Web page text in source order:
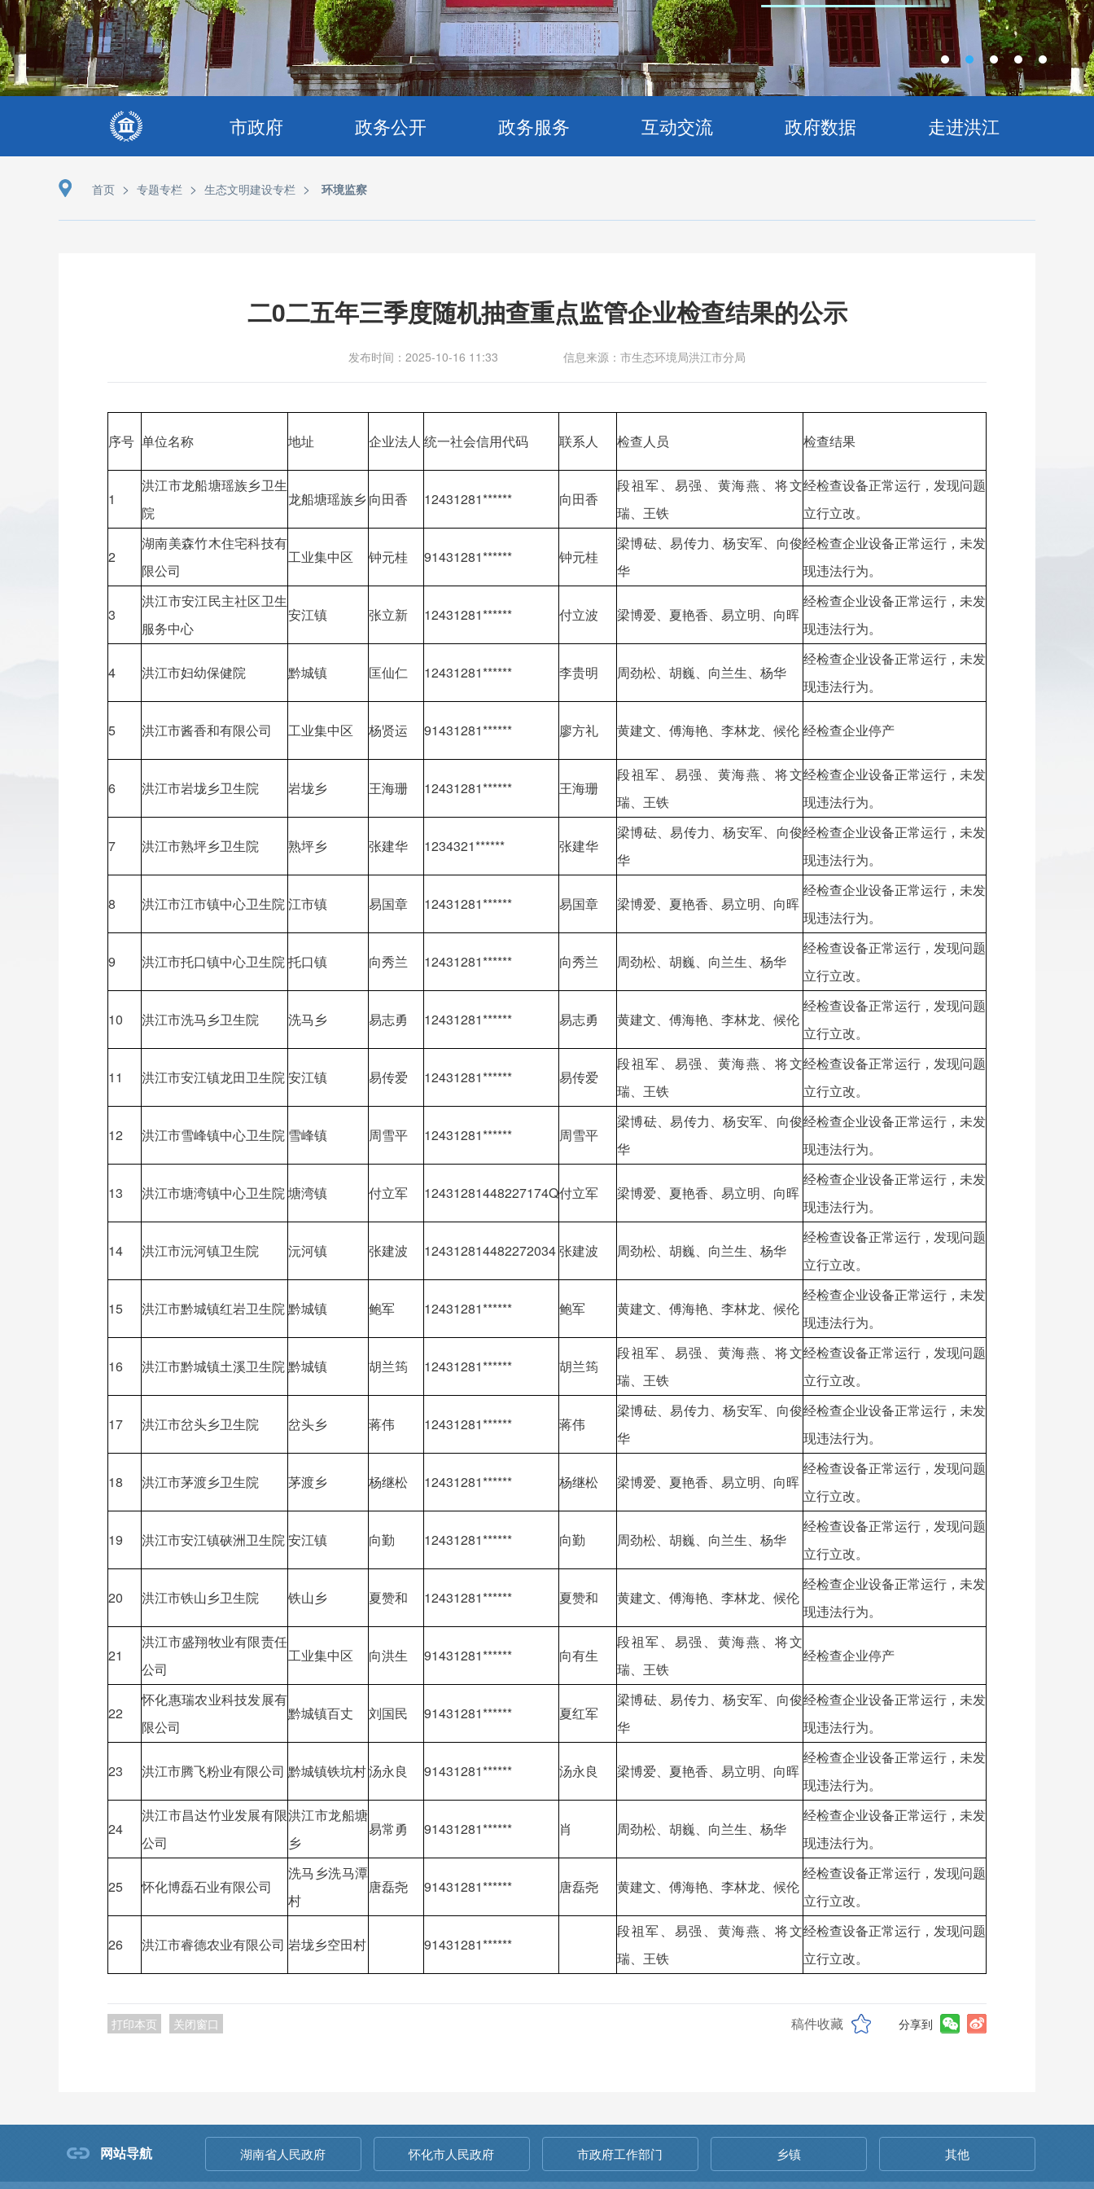
市政府 政务公开 政务服务 互动交流 政府数据 走进洪江
首页 > 专题专栏 > 生态文明建设专栏 > 环境监察
二0二五年三季度随机抽查重点监管企业检查结果的公示
发布时间：2025-10-16 11:33 信息来源：市生态环境局洪江市分局
序号 单位名称 地址 企业法人 统一社会信用代码 联系人 检查人员 检查结果
1
洪江市龙船塘瑶族乡卫生
院
龙船塘瑶族乡向田香 12431281****** 向田香
段祖军、易强、黄海燕、将文
瑞、王铁
经检查设备正常运行，发现问题
立行立改。
2
湖南美森竹木住宅科技有
限公司
工业集中区 钟元桂 91431281****** 钟元桂
梁博砝、易传力、杨安军、向俊
华
经检查企业设备正常运行，未发
现违法行为。
3
洪江市安江民主社区卫生
服务中心
安江镇 张立新 12431281****** 付立波 梁博爱、夏艳香、易立明、向晖
经检查企业设备正常运行，未发
现违法行为。
4 洪江市妇幼保健院 黔城镇 匡仙仁 12431281****** 李贵明 周劲松、胡巍、向兰生、杨华
经检查企业设备正常运行，未发
现违法行为。
5 洪江市酱香和有限公司 工业集中区 杨贤运 91431281****** 廖方礼 黄建文、傅海艳、李林龙、候伦 经检查企业停产
6 洪江市岩垅乡卫生院 岩垅乡 王海珊 12431281****** 王海珊
段祖军、易强、黄海燕、将文
瑞、王铁
经检查企业设备正常运行，未发
现违法行为。
7 洪江市熟坪乡卫生院 熟坪乡 张建华 1234321****** 张建华
梁博砝、易传力、杨安军、向俊
华
经检查企业设备正常运行，未发
现违法行为。
8 洪江市江市镇中心卫生院江市镇 易国章 12431281****** 易国章 梁博爱、夏艳香、易立明、向晖
经检查企业设备正常运行，未发
现违法行为。
9 洪江市托口镇中心卫生院托口镇 向秀兰 12431281****** 向秀兰 周劲松、胡巍、向兰生、杨华
经检查设备正常运行，发现问题
立行立改。
10 洪江市洗马乡卫生院 洗马乡 易志勇 12431281****** 易志勇 黄建文、傅海艳、李林龙、候伦
经检查设备正常运行，发现问题
立行立改。
11 洪江市安江镇龙田卫生院安江镇 易传爱 12431281****** 易传爱
段祖军、易强、黄海燕、将文
瑞、王铁
经检查设备正常运行，发现问题
立行立改。
12 洪江市雪峰镇中心卫生院 雪峰镇 周雪平 12431281****** 周雪平
梁博砝、易传力、杨安军、向俊
华
经检查企业设备正常运行，未发
现违法行为。
13 洪江市塘湾镇中心卫生院塘湾镇 付立军 12431281448227174Q付立军 梁博爱、夏艳香、易立明、向晖
经检查企业设备正常运行，未发
现违法行为。
14 洪江市沅河镇卫生院 沅河镇 张建波 124312814482272034张建波 周劲松、胡巍、向兰生、杨华
经检查设备正常运行，发现问题
立行立改。
15 洪江市黔城镇红岩卫生院黔城镇 鲍军 12431281****** 鲍军 黄建文、傅海艳、李林龙、候伦
经检查企业设备正常运行，未发
现违法行为。
16 洪江市黔城镇土溪卫生院黔城镇 胡兰筠 12431281****** 胡兰筠
段祖军、易强、黄海燕、将文
瑞、王铁
经检查设备正常运行，发现问题
立行立改。
17 洪江市岔头乡卫生院 岔头乡 蒋伟 12431281****** 蒋伟
梁博砝、易传力、杨安军、向俊
华
经检查企业设备正常运行，未发
现违法行为。
18 洪江市茅渡乡卫生院 茅渡乡 杨继松 12431281****** 杨继松 梁博爱、夏艳香、易立明、向晖
经检查设备正常运行，发现问题
立行立改。
19 洪江市安江镇硖洲卫生院安江镇 向勤 12431281****** 向勤 周劲松、胡巍、向兰生、杨华
经检查设备正常运行，发现问题
立行立改。
20 洪江市铁山乡卫生院 铁山乡 夏赞和 12431281****** 夏赞和 黄建文、傅海艳、李林龙、候伦
经检查企业设备正常运行，未发
现违法行为。
21
洪江市盛翔牧业有限责任
公司
工业集中区 向洪生 91431281****** 向有生
段祖军、易强、黄海燕、将文
瑞、王铁
经检查企业停产
22
怀化惠瑞农业科技发展有
限公司
黔城镇百丈 刘国民 91431281****** 夏红军
梁博砝、易传力、杨安军、向俊
华
经检查企业设备正常运行，未发
现违法行为。
23 洪江市腾飞粉业有限公司 黔城镇铁坑村汤永良 91431281****** 汤永良 梁博爱、夏艳香、易立明、向晖
经检查企业设备正常运行，未发
现违法行为。
24
洪江市昌达竹业发展有限
公司
洪江市龙船塘
乡
易常勇 91431281****** 肖 周劲松、胡巍、向兰生、杨华
经检查企业设备正常运行，未发
现违法行为。
25 怀化博磊石业有限公司
洗马乡洗马潭
村
唐磊尧 91431281****** 唐磊尧 黄建文、傅海艳、李林龙、候伦
经检查设备正常运行，发现问题
立行立改。
26 洪江市睿德农业有限公司 岩垅乡空田村 91431281******
段祖军、易强、黄海燕、将文
瑞、王铁
经检查设备正常运行，发现问题
立行立改。
打印本页 关闭窗口 稿件收藏 分享到
网站导航 湖南省人民政府 怀化市人民政府 市政府工作部门 乡镇 其他